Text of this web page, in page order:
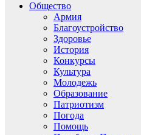
Общество
Армия
Благоустройство
Здоровье
История
Конкурсы
Культура
Молодежь
Образование
Патриотизм
Погода
Помощь